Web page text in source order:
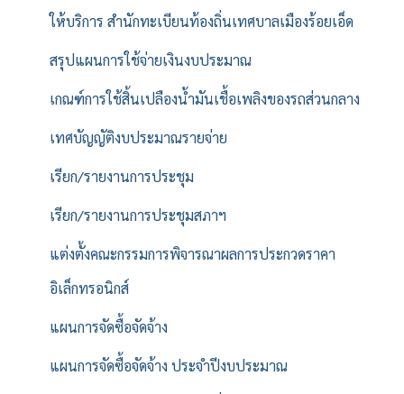
ให้บริการ สำนักทะเบียนท้องถิ่นเทศบาลเมืองร้อยเอ็ด
สรุปแผนการใช้จ่ายเงินงบประมาณ
เกณฑ์การใช้สิ้นเปลืองน้ำมันเชื้อเพลิงของรถส่วนกลาง
เทศบัญญัติงบประมาณรายจ่าย
เรียก/รายงานการประชุม
เรียก/รายงานการประชุมสภาฯ
แต่งตั้งคณะกรรมการพิจารณาผลการประกวดราคา
อิเล็กทรอนิกส์
แผนการจัดซื้อจัดจ้าง
แผนการจัดซื้อจัดจ้าง ประจำปีงบประมาณ